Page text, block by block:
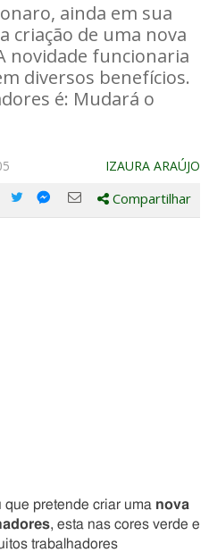
ainda em sua
criação de uma nova
novidade funcionaria
diversos benefícios.
é: Mudará o
IZAURA ARAÚJO
Compartilhe
Compartilhe
Compartilhe
Compartilhar
pretende criar uma nova
, esta nas cores verde e
trabalhadores